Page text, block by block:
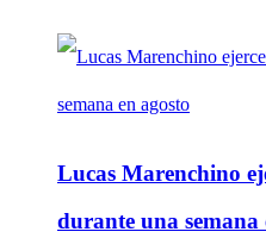
Lucas Marenchino
durante una semana